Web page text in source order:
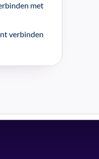
met
verbinden